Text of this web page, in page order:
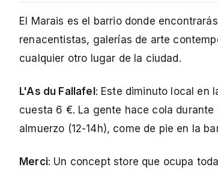
El Marais es el barrio donde
renacentistas, galerías de arte
cualquier otro lugar de la ciudad.
L'As du Fallafel: Este diminuto local en
cuesta 6 €. La gente hace cola durante
almuerzo (12-14h), come de pie en la
Merci: Un concept store que ocupa